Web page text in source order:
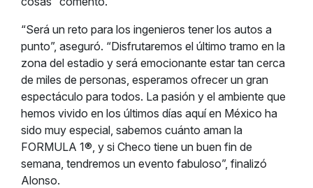
“Será un reto para los ingenieros tener los autos a
punto”, aseguró. “Disfrutaremos el último tramo en la
zona del estadio y será emocionante estar tan cerca
de miles de personas, esperamos ofrecer un gran
espectáculo para todos. La pasión y el ambiente que
hemos vivido en los últimos días aquí en México ha
sido muy especial, sabemos cuánto aman la
FORMULA 1®, y si Checo tiene un buen fin de
semana, tendremos un evento fabuloso”, finalizó
Alonso.